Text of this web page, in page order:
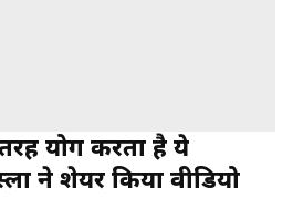
योग करता है ये
ने शेयर किया वीडियो